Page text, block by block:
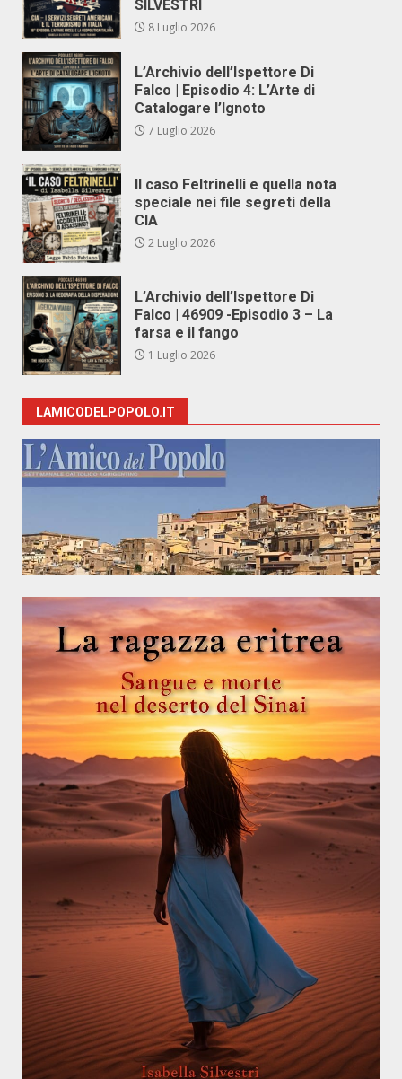
SILVESTRI
8 Luglio 2026
L’Archivio dell’Ispettore Di
Falco | Episodio 4: L’Arte di
Catalogare l’Ignoto
7 Luglio 2026
Il caso Feltrinelli e quella nota
speciale nei file segreti della
CIA
2 Luglio 2026
L’Archivio dell’Ispettore Di
Falco | 46909 -Episodio 3 – La
farsa e il fango
1 Luglio 2026
LAMICODELPOPOLO.IT